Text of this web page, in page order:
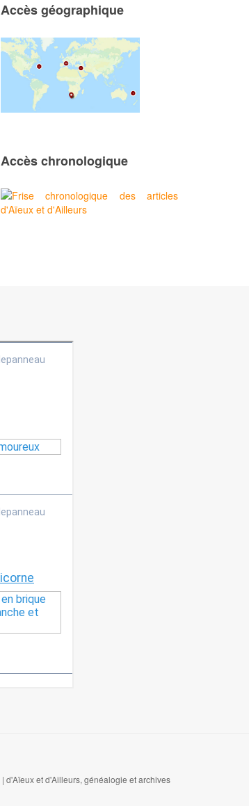
Accès géographique
Accès chronologique
| d'Aïeux et d'Ailleurs, généalogie et archives